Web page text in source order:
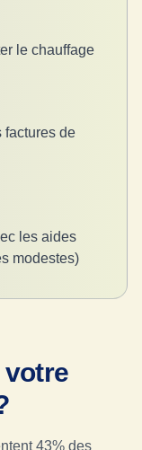
le chauffage
factures de
les aides
modestes)
votre
43% des